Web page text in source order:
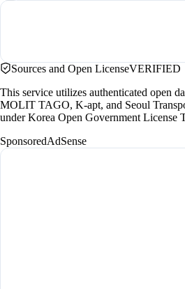
Sources and Open LicenseVERIFIED
This service utilizes authenticated open
MOLIT TAGO, K-apt, and Seoul
under Korea Open Government License
SponsoredAdSense